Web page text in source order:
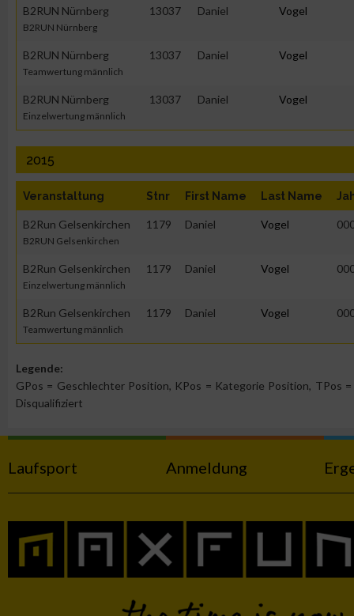
B2RUN Nürnberg
B2RUN Nürnberg
13037 Daniel Vogel
B2RUN Nürnberg
Teamwertung männlich
13037 Daniel Vogel
B2RUN Nürnberg
Einzelwertung männlich
13037 Daniel Vogel
2015
Veranstaltung Stnr First Name Last Name
B2Run Gelsenkirchen
B2RUN Gelsenkirchen
1179 Daniel Vogel
B2Run Gelsenkirchen
Einzelwertung männlich
1179 Daniel Vogel
B2Run Gelsenkirchen
Teamwertung männlich
1179 Daniel Vogel
Legende:
GPos = Geschlechter Position, KPos = Kategorie Position, TPos
Disqualifiziert
Laufsport Anmeldung
IAB-Besonderheiten:
Verwendung genauer Standortdaten
Geräte anhand von aktiv angeforderten Informationen
Notwendig
Performance
Funktional